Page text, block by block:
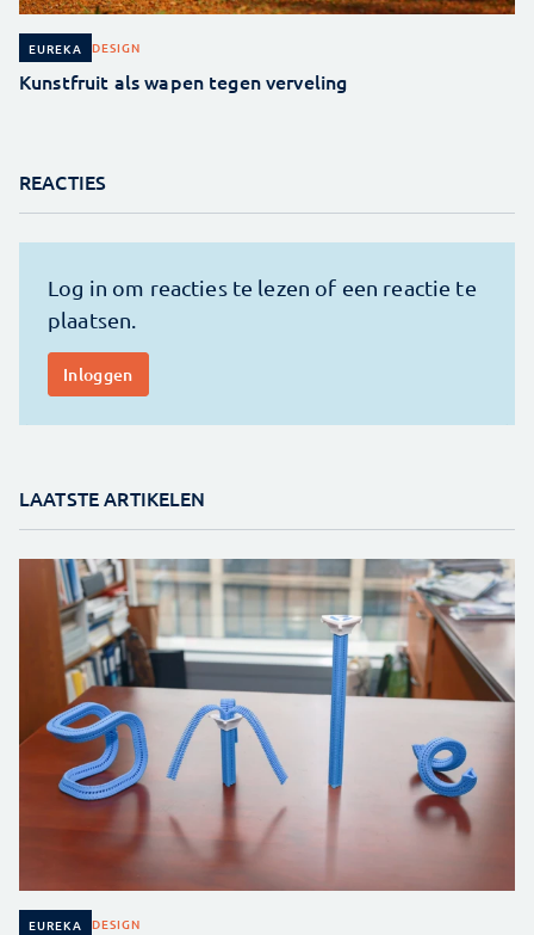
EUREKA DESIGN
Kunstfruit als wapen tegen verveling
REACTIES
LAATSTE ARTIKELEN
EUREKA DESIGN